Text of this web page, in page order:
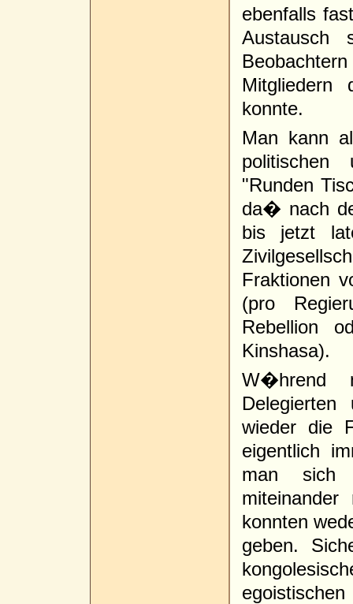
ebenfalls
Austausch
Mitgliedern
konnte.
Man kann
politischen
"Runden
da� nach
bis jetzt
Fraktionen
(pro
Rebellion
Kinshasa).
W�hrend
wieder die
eigentlich
man sich
miteinander
konnten
geben.